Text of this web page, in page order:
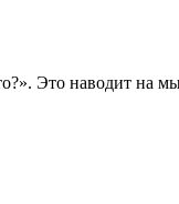
Это наводит на